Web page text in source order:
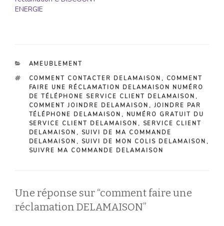
ENERGIE
CATÉGORIES
AMEUBLEMENT
ÉTIQUETTES
COMMENT CONTACTER DELAMAISON , COMMENT
FAIRE UNE RÉCLAMATION DELAMAISON NUMÉRO
DE TÉLÉPHONE SERVICE CLIENT DELAMAISON ,
COMMENT JOINDRE DELAMAISON , JOINDRE PAR
TÉLÉPHONE DELAMAISON , NUMÉRO GRATUIT DU
SERVICE CLIENT DELAMAISON , SERVICE CLIENT
DELAMAISON , SUIVI DE MA COMMANDE
DELAMAISON , SUIVI DE MON COLIS DELAMAISON ,
SUIVRE MA COMMANDE DELAMAISON
Une réponse sur “comment faire une
réclamation DELAMAISON”